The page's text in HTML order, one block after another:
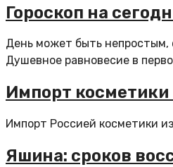
Гороскоп на
День может быть непростым,
Душевное равновесие в
Импорт
Импорт Россией косметики
Яшина: сроков